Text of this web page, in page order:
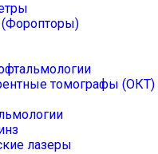
томографы (ОКТ)
лазеры